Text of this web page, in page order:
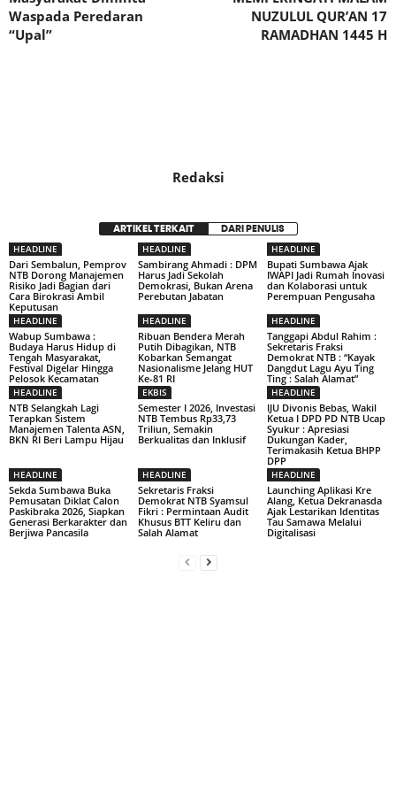
Waspada Peredaran
“Upal”
NUZULUL QUR’AN 17
RAMADHAN 1445 H
Redaksi
ARTIKEL TERKAIT DARI PENULIS
HEADLINE
Dari Sembalun, Pemprov
NTB Dorong Manajemen
Risiko Jadi Bagian dari
Cara Birokrasi Ambil
Keputusan
HEADLINE
Sambirang Ahmadi : DPM
Harus Jadi Sekolah
Demokrasi, Bukan Arena
Perebutan Jabatan
HEADLINE
Bupati Sumbawa Ajak
IWAPI Jadi Rumah Inovasi
dan Kolaborasi untuk
Perempuan Pengusaha
HEADLINE
Wabup Sumbawa :
Budaya Harus Hidup di
Tengah Masyarakat,
Festival Digelar Hingga
Pelosok Kecamatan
HEADLINE
Ribuan Bendera Merah
Putih Dibagikan, NTB
Kobarkan Semangat
Nasionalisme Jelang HUT
Ke-81 RI
HEADLINE
Tanggapi Abdul Rahim :
Sekretaris Fraksi
Demokrat NTB : “Kayak
Dangdut Lagu Ayu Ting
Ting : Salah Alamat”
HEADLINE
NTB Selangkah Lagi
Terapkan Sistem
Manajemen Talenta ASN,
BKN RI Beri Lampu Hijau
EKBIS
Semester I 2026, Investasi
NTB Tembus Rp33,73
Triliun, Semakin
Berkualitas dan Inklusif
HEADLINE
IJU Divonis Bebas, Wakil
Ketua I DPD PD NTB Ucap
Syukur : Apresiasi
Dukungan Kader,
Terimakasih Ketua BHPP
DPP
HEADLINE
Sekda Sumbawa Buka
Pemusatan Diklat Calon
Paskibraka 2026, Siapkan
Generasi Berkarakter dan
Berjiwa Pancasila
HEADLINE
Sekretaris Fraksi
Demokrat NTB Syamsul
Fikri : Permintaan Audit
Khusus BTT Keliru dan
Salah Alamat
HEADLINE
Launching Aplikasi Kre
Alang, Ketua Dekranasda
Ajak Lestarikan Identitas
Tau Samawa Melalui
Digitalisasi